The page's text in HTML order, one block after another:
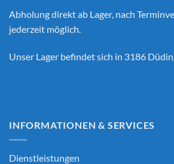
Abholung direkt ab Lager, nach
jederzeit möglich.
Unser Lager befindet sich in 3186
INFORMATIONEN & SERVICES
Dienstleistungen